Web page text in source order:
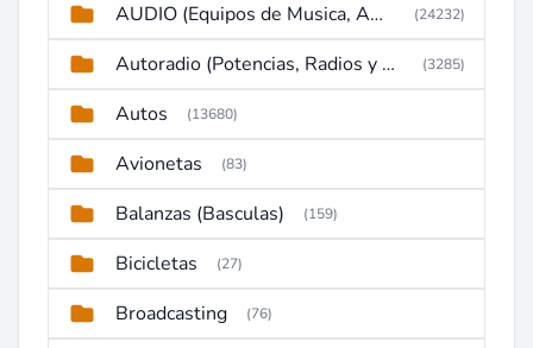
AUDIO (Equipos de Musica, Amplificadores, Reproductores, Etc) (24232)
Autoradio (Potencias, Radios y DVD) (3285)
Autos (13680)
Avionetas (83)
Balanzas (Basculas) (159)
Bicicletas (27)
Broadcasting (76)